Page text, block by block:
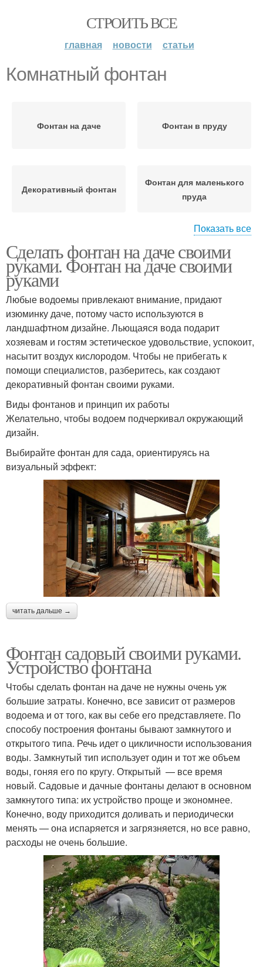
СТРОИТЬ ВСЕ
главная новости статьи
Комнатный фонтан
Фонтан на даче Фонтан в пруду
Декоративный фонтан
Фонтан для маленького
пруда
Фонтан в домашних
условиях
Насосы для фонтанов
Чаша для фонтана Садовый фонтан
Фонтан для дачи Фонтан без насоса
Дачный фонтан Фонтан для пруда
Фонтаны для дачи
Фонтан в японском
стиле
Показать все
Сделать фонтан на даче своими
руками. Фонтан на даче своими
руками
Любые водоемы привлекают внимание, придают
изюминку даче, потому часто используются в
ландшафтном дизайне. Льющаяся вода подарит
хозяевам и гостям эстетическое удовольствие, успокоит,
насытит воздух кислородом. Чтобы не прибегать к
помощи специалистов, разберитесь, как создают
декоративный фонтан своими руками.
Виды фонтанов и принцип их работы
Желательно, чтобы водоем подчеркивал окружающий
дизайн.
Выбирайте фонтан для сада, ориентируясь на
визуальный эффект:
читать дальше →
Фонтан садовый своими руками.
Устройство фонтана
Чтобы сделать фонтан на даче не нужны очень уж
большие затраты. Конечно, все зависит от размеров
водоема и от того, как вы себе его представляете. По
способу построения фонтаны бывают замкнутого и
открытого типа. Речь идет о цикличности использования
воды. Замкнутый тип использует один и тот же объем
воды, гоняя его по кругу. Открытый — все время
новый. Садовые и дачные фонтаны делают в основном
замкнутого типа: их устройство проще и экономнее.
Конечно, воду приходится доливать и периодически
менять — она испаряется и загрязняется, но все равно,
расходы не очень большие.